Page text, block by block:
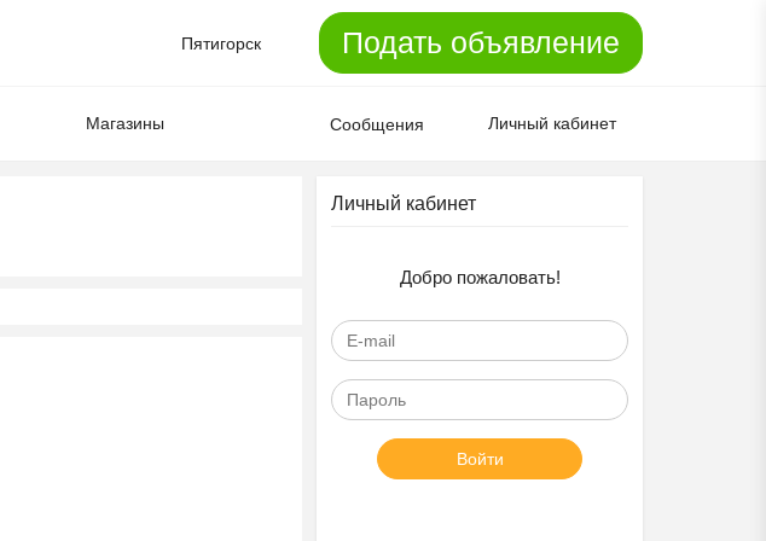
Пятигорск Подать объявление
Магазины Сообщения Личный кабинет
Личный кабинет
Добро пожаловать!
Войти